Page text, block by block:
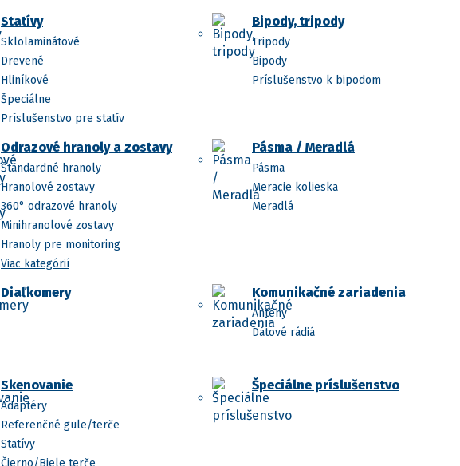
Statívy
Sklolaminátové
Drevené
Hliníkové
Špeciálne
Príslušenstvo pre statív
Bipody, tripody
Tripody
Bipody
Príslušenstvo k bipodom
Odrazové hranoly a zostavy
Štandardné hranoly
Hranolové zostavy
360° odrazové hranoly
Minihranolové zostavy
Hranoly pre monitoring
Viac kategórií
Pásma / Meradlá
Pásma
Meracie kolieska
Meradlá
Diaľkomery Komunikačné zariadenia
Antény
Dátové rádiá
Skenovanie
Adaptéry
Referenčné gule/terče
Statívy
Čierno/Biele terče
Špeciálne príslušenstvo